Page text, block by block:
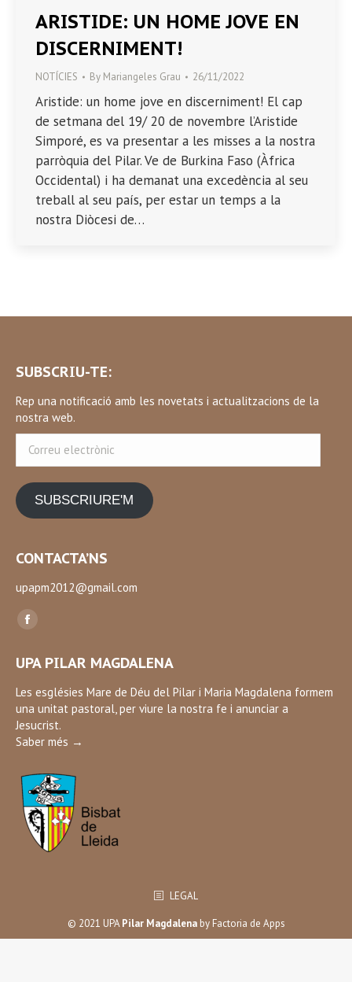
ARISTIDE: UN HOME JOVE EN
DISCERNIMENT!
NOTÍCIES By Mariangeles Grau 26/11/2022
Aristide: un home jove en discerniment! El cap
de setmana del 19/ 20 de novembre l’Aristide
Simporé, es va presentar a les misses a la nostra
parròquia del Pilar. Ve de Burkina Faso (Àfrica
Occidental) i ha demanat una excedència al seu
treball al seu país, per estar un temps a la
nostra Diòcesi de…
SUBSCRIU-TE:
Rep una notificació amb les novetats i actualitzacions de la
nostra web.
electrònic
SUBSCRIURE'M
CONTACTA’NS
upapm2012@gmail.com
Find us on:
Facebook
opens
in
new
window
UPA PILAR MAGDALENA
Les esglésies Mare de Déu del Pilar i Maria Magdalena formem
una unitat pastoral, per viure la nostra fe i anunciar a
Jesucrist.
Saber més →
LEGAL
© 2021 UPAPilar Magdalenaby Factoria de Apps